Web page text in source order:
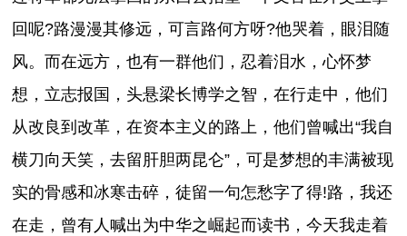
回呢?路漫漫其修远，可言路何方呀?他哭着，眼泪随
风。而在远方，也有一群他们，忍着泪水，心怀梦
想，立志报国，头悬梁长博学之智，在行走中，他们
从改良到改革，在资本主义的路上，他们曾喊出“我自
横刀向天笑，去留肝胆两昆仑”，可是梦想的丰满被现
实的骨感和冰寒击碎，徒留一句怎愁字了得!路，我还
在走，曾有人喊出为中华之崛起而读书，今天我走着